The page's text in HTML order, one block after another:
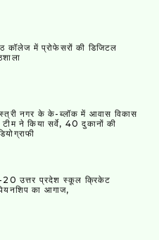
कॉलेज में प्रोफेसरों की डिजिटल
नगर के के-ब्लॉक में आवास विकास
टीम ने किया सर्वे, 40 दुकानों की
20 उत्तर प्रदेश स्कूल क्रिकेट
का आगाज,